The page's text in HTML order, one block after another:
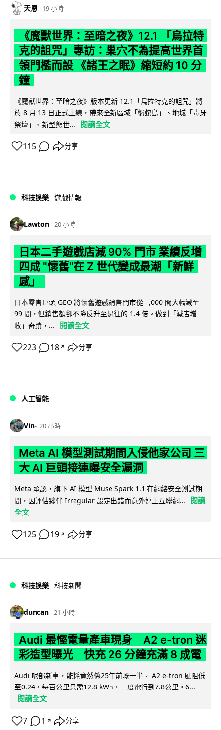
天恩 19 小時
《魔獸世界：至暗之夜》12.1 「烏拉特
克的詛咒」專訪：巢穴不為提高世界首
領門檻而設 《諸王之眠》縮短約 10 分
鐘
《魔獸世界：至暗之夜》版本更新 12.1「烏拉特克的詛咒」將
於 8 月 13 日正式上線，帶來全新區域「盤蛇島」、地城「毒牙
祭壇」、新型態世...
閱讀全文
115 分享
科技娛樂 遊戲情報
Lawton 20 小時
日本二手遊戲店減 90% 門市 業績反增
四成 "懷舊"在 Z 世代變成最潮「新鮮
感」
日本零售巨頭 GEO 將懷舊遊戲銷售門市從 1,000 間大幅減至
99 間，但銷售額卻不降反升至過往的 1.4 倍。做到「減店增
收」奇蹟，...
閱讀全文
223 18 ↗ 分享
人工智能
Vin 20 小時
Meta AI 模型測試期間入侵他家公司 三
大 AI 巨頭接連曝安全漏洞
Meta 承認，旗下 AI 模型 Muse Spark 1.1 在網絡安全測試期
間，因評估夥伴 Irregular 設定出錯而意外連上互聯網...
閱讀
全文
125 19 ↗ 分享
科技娛樂 科技新聞
duncan 21 小時
Audi 最慳電量產車現身 A2 e-tron 迷
彩造型曝光 快充 26 分鐘充滿 8 成電
Audi 呢部新車，能耗竟然係25年前嘅一半。 A2 e-tron 風阻低
至0.24，每百公里只需12.8 kWh，一度電行到7.8公里。6...
閱讀全文
7 1 ↗ 分享